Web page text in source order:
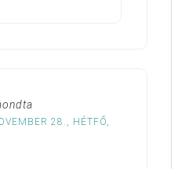
28., HÉTFŐ,